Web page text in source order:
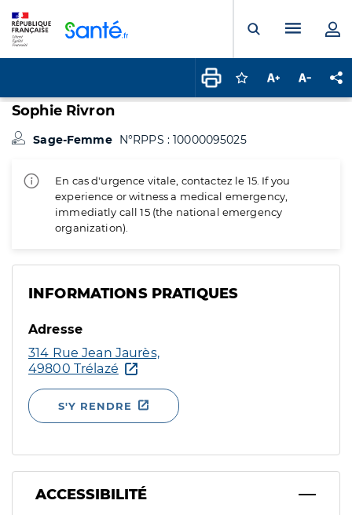
Ouvrir laMenu
Connectez-vous
Augmenter la
Sophie Rivron
Sage-Femme N°RPPS : 10000095025
En cas d'urgence vitale, contactez le 15. If you
experience or witness a medical emergency,
immediatly call 15 (the national emergency
organization).
INFORMATIONS PRATIQUES
Adresse
314 Rue Jean Jaurès,
49800 Trélazé
S'Y RENDRE
ACCESSIBILITÉ